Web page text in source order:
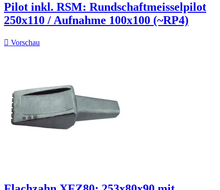
Pilot inkl. RSM: Rundschaftmeisselpilot
250x110 / Aufnahme 100x100 (~RP4)
 Vorschau